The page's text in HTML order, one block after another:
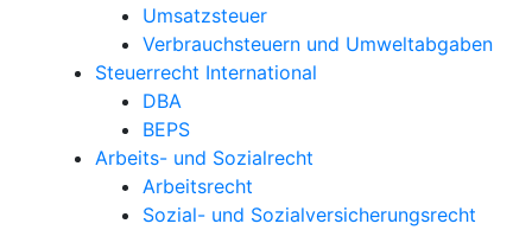
Umsatzsteuer
Verbrauchsteuern und Umweltabgaben
Steuerrecht International
DBA
BEPS
Arbeits- und Sozialrecht
Arbeitsrecht
Sozial- und Sozialversicherungsrecht